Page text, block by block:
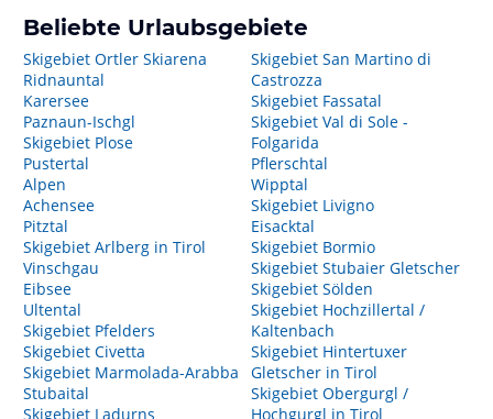
Beliebte Urlaubsgebiete
Skigebiet Ortler Skiarena
Ridnauntal
Karersee
Paznaun-Ischgl
Skigebiet Plose
Pustertal
Alpen
Achensee
Pitztal
Skigebiet Arlberg in Tirol
Vinschgau
Eibsee
Ultental
Skigebiet Pfelders
Skigebiet Civetta
Skigebiet Marmolada-Arabba
Stubaital
Skigebiet Ladurns
Skigebiet San Martino di
Castrozza
Skigebiet Fassatal
Skigebiet Val di Sole -
Folgarida
Pflerschtal
Wipptal
Skigebiet Livigno
Eisacktal
Skigebiet Bormio
Skigebiet Stubaier Gletscher
Skigebiet Sölden
Skigebiet Hochzillertal /
Kaltenbach
Skigebiet Hintertuxer
Gletscher in Tirol
Skigebiet Obergurgl /
Hochgurgl in Tirol